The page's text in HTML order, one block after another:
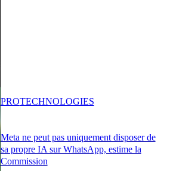
Meta ne peut pas uniquement disposer de
sa propre IA sur WhatsApp, estime la
Commission
PROTECHNOLOGIES